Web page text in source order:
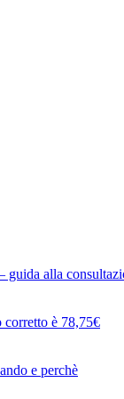
guida alla
corretto è 78,75€
e perchè